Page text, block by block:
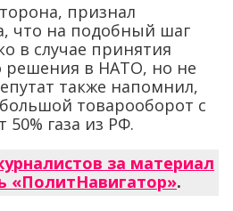
признал
что на подобный шаг
в случае принятия
решения в НАТО, но не
также напомнил,
товарооборот с
50% газа из РФ.
за материал
«ПолитНавигатор».